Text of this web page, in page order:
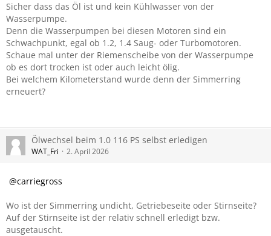
Sicher dass das Öl ist und kein Kühlwasser von der
Wasserpumpe.
Denn die Wasserpumpen bei diesen Motoren sind ein
Schwachpunkt, egal ob 1.2, 1.4 Saug- oder Turbomotoren.
Schaue mal unter der Riemenscheibe von der Wasserpumpe
ob es dort trocken ist oder auch leicht ölig.
Bei welchem Kilometerstand wurde denn der Simmerring
erneuert?
Ölwechsel beim 1.0 116 PS selbst erledigen
WAT_Fri 2. April 2026
carriegross
Wo ist der Simmerring undicht, Getriebeseite oder Stirnseite?
Auf der Stirnseite ist der relativ schnell erledigt bzw.
ausgetauscht.